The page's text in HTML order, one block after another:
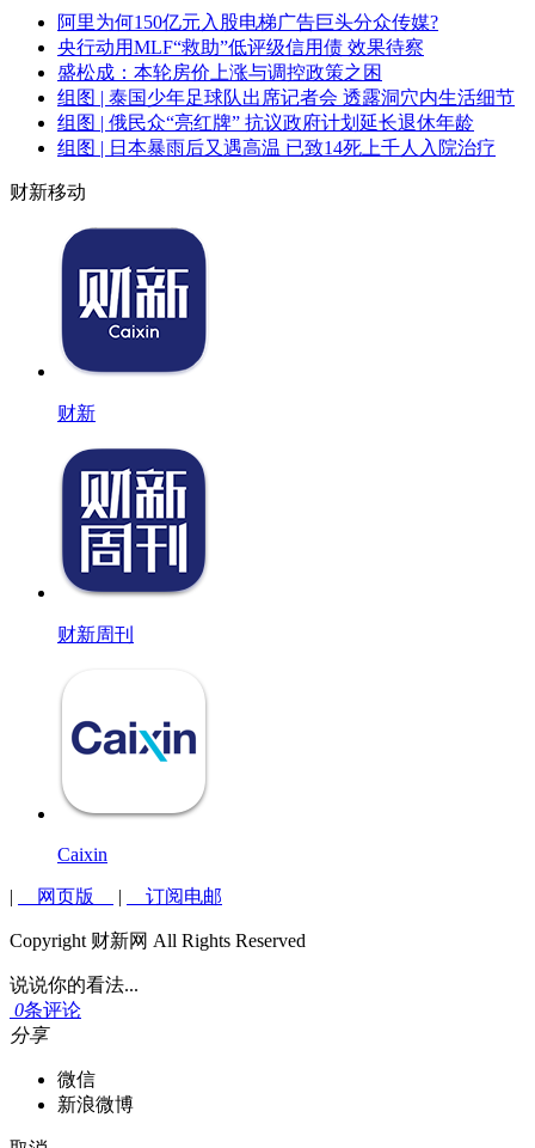
阿里为何150亿元入股电梯广告巨头分众传媒?
央行动用MLF“救助”低评级信用债 效果待察
盛松成：本轮房价上涨与调控政策之困
组图 | 泰国少年足球队出席记者会 透露洞穴内生活细节
组图 | 俄民众“亮红牌” 抗议政府计划延长退休年龄
组图 | 日本暴雨后又遇高温 已致14死上千人入院治疗
财新移动
财新
财新周刊
Caixin
| 网页版 | 订阅电邮
Copyright 财新网 All Rights Reserved
说说你的看法...
0条评论
分享
微信
新浪微博